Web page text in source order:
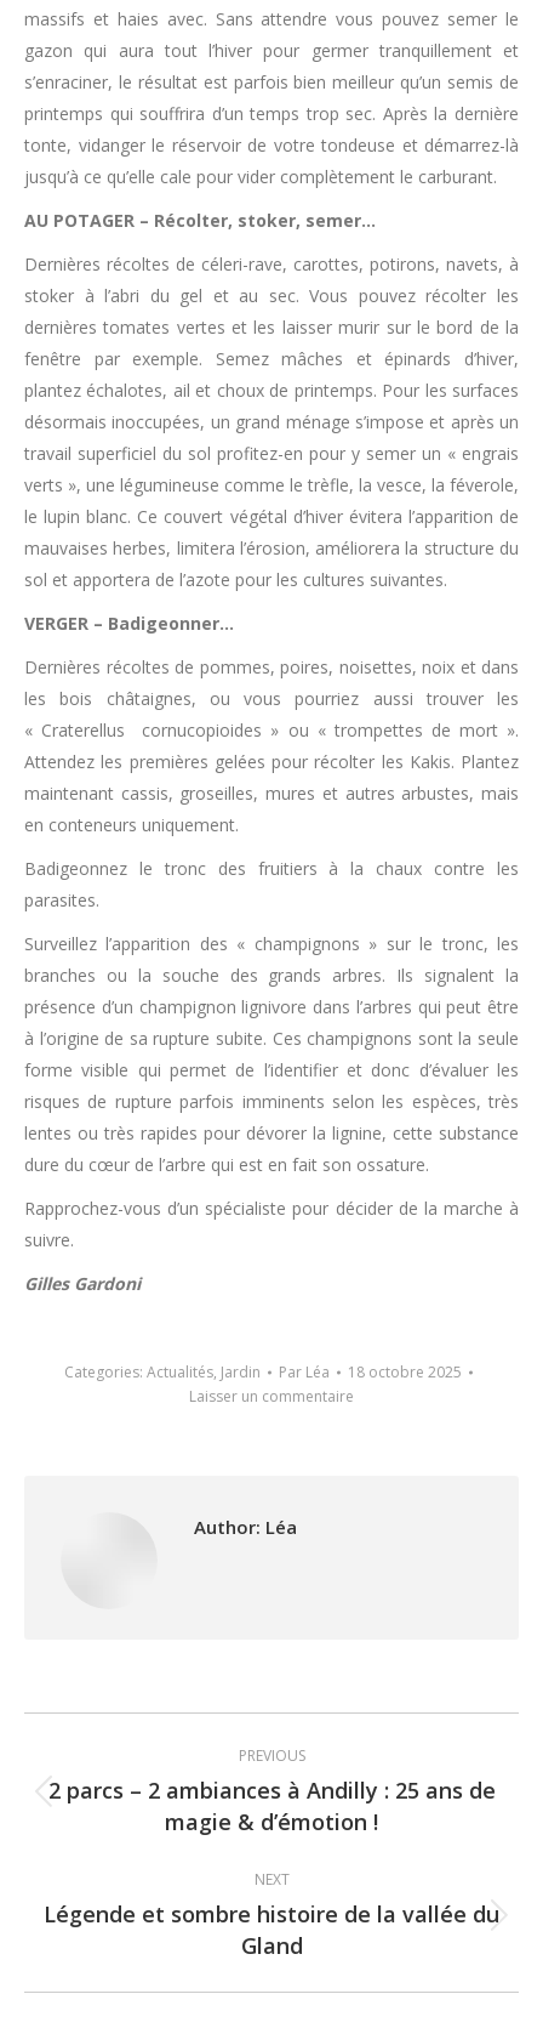
massifs et haies avec. Sans attendre vous pouvez semer le
gazon qui aura tout l’hiver pour germer tranquillement et
s’enraciner, le résultat est parfois bien meilleur qu’un semis de
printemps qui souffrira d’un temps trop sec. Après la dernière
tonte, vidanger le réservoir de votre tondeuse et démarrez-là
jusqu’à ce qu’elle cale pour vider complètement le carburant.
AU POTAGER – Récolter, stoker, semer…
Dernières récoltes de céleri-rave, carottes, potirons, navets, à
stoker à l’abri du gel et au sec. Vous pouvez récolter les
dernières tomates vertes et les laisser murir sur le bord de la
fenêtre par exemple. Semez mâches et épinards d’hiver,
plantez échalotes, ail et choux de printemps. Pour les surfaces
désormais inoccupées, un grand ménage s’impose et après un
travail superficiel du sol profitez-en pour y semer un « engrais
verts », une légumineuse comme le trèfle, la vesce, la féverole,
le lupin blanc. Ce couvert végétal d’hiver évitera l’apparition de
mauvaises herbes, limitera l’érosion, améliorera la structure du
sol et apportera de l’azote pour les cultures suivantes.
VERGER – Badigeonner…
Dernières récoltes de pommes, poires, noisettes, noix et dans
les bois châtaignes, ou vous pourriez aussi trouver les
« Craterellus cornucopioides » ou « trompettes de mort ».
Attendez les premières gelées pour récolter les Kakis. Plantez
maintenant cassis, groseilles, mures et autres arbustes, mais
en conteneurs uniquement.
Badigeonnez le tronc des fruitiers à la chaux contre les
parasites.
Surveillez l’apparition des « champignons » sur le tronc, les
branches ou la souche des grands arbres. Ils signalent la
présence d’un champignon lignivore dans l’arbres qui peut être
à l’origine de sa rupture subite. Ces champignons sont la seule
forme visible qui permet de l’identifier et donc d’évaluer les
risques de rupture parfois imminents selon les espèces, très
lentes ou très rapides pour dévorer la lignine, cette substance
dure du cœur de l’arbre qui est en fait son ossature.
Rapprochez-vous d’un spécialiste pour décider de la marche à
suivre.
Gilles Gardoni
Categories: Actualités, Jardin Par Léa
18 octobre 2025
Laisser un commentaire
Author: Léa
navigation
PREVIOUS
Previous
post:
2 parcs – 2 ambiances à Andilly : 25 ans de
magie & d’émotion !
NEXT
Next
post:
Légende et sombre histoire de la vallée du
Gland